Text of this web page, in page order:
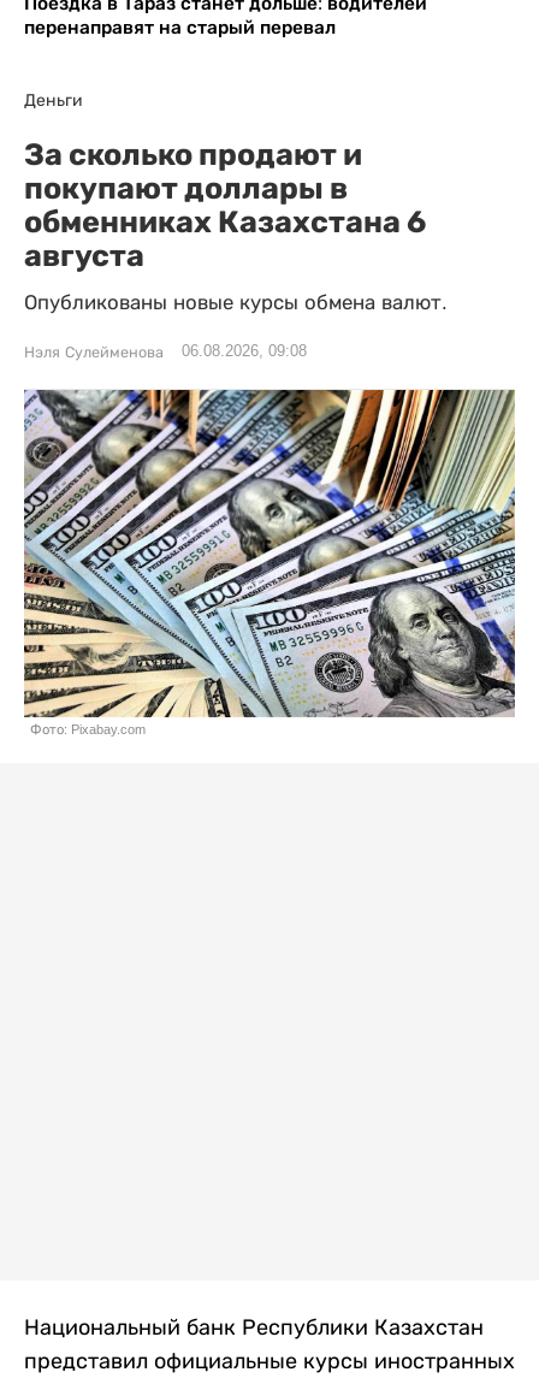
перенаправят на старый перевал
Деньги
За сколько продают и
покупают доллары в
обменниках Казахстана 6
августа
Опубликованы новые курсы обмена валют.
Нэля Сулейменова 06.08.2026, 09:08
Фото: Pixabay.com
Национальный банк Республики Казахстан
представил официальные курсы иностранных